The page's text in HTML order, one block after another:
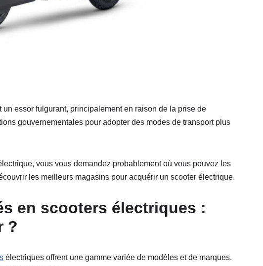
essor fulgurant, principalement en raison de la prise de
gouvernementales pour adopter des modes de transport plus
vous vous demandez probablement où vous pouvez les
les meilleurs magasins pour acquérir un scooter électrique.
en scooters électriques :
?
électriques offrent une gamme variée de modèles et de marques.